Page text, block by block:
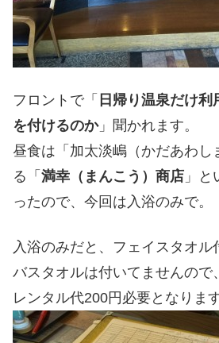
フロントで「 日帰り温泉だけ利
を付けるのか」聞かれます。
昼食は「加太淡嶋（かだあわし
る「 満幸（まんこう）商店 」
ったので、今回は入浴のみで。
入浴のみだと、フェイスタオル
バスタオルは付いてませんので
レンタル代200円必要となります